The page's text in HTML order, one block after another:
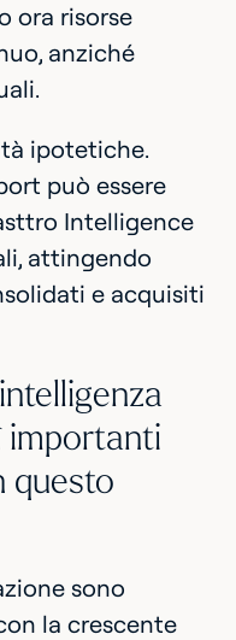
ora risorse
anziché
ipotetiche.
può essere
Intelligence
attingendo
e acquisiti
importanti
questo
sono
la crescente